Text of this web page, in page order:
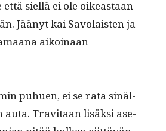
siel­lä ei ole oikeas­t­aan
Jäänyt kai Savolais­ten ja
aikoinaan
puhuen, ei se rata sinäl­
auta. Trav­i­taan lisäk­si ase­